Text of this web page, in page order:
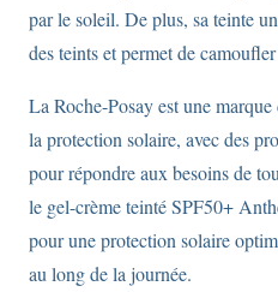
par le soleil. De plus, sa teinte
des teints et permet de
La Roche-Posay est une
la protection solaire, avec des
pour répondre aux besoins de
le gel-crème teinté SPF50+
pour une protection solaire
au long de la journée.